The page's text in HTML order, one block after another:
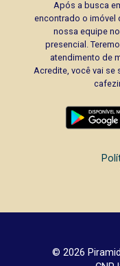
Após a busca
encontrado o imóvel
nossa equipe
presencial.
atendimento de
Acredite, você vai se
© 2026